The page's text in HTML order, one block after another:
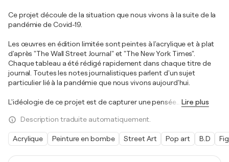
Ce projet découle de la situation que nous vivons à la suite de la
pandémie de Covid-19.
Les œuvres en édition limitée sont peintes à l'acrylique et à plat
d'après "The Wall Street Journal" et "The New York Times".
Chaque tableau a été rédigé rapidement dans chaque titre de
journal. Toutes les notes journalistiques parlent d'un sujet
particulier lié à la pandémie que nous vivons aujourd'hui.
L'idéologie de ce projet est de capturer une pensée Lire plus
Description traduite automatiquement.
Acrylique Peinture en bombe Street Art Pop art B.D